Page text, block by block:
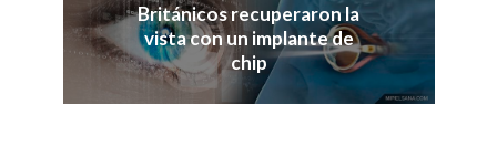
Británicos recuperaron la
vista con un implante de
chip